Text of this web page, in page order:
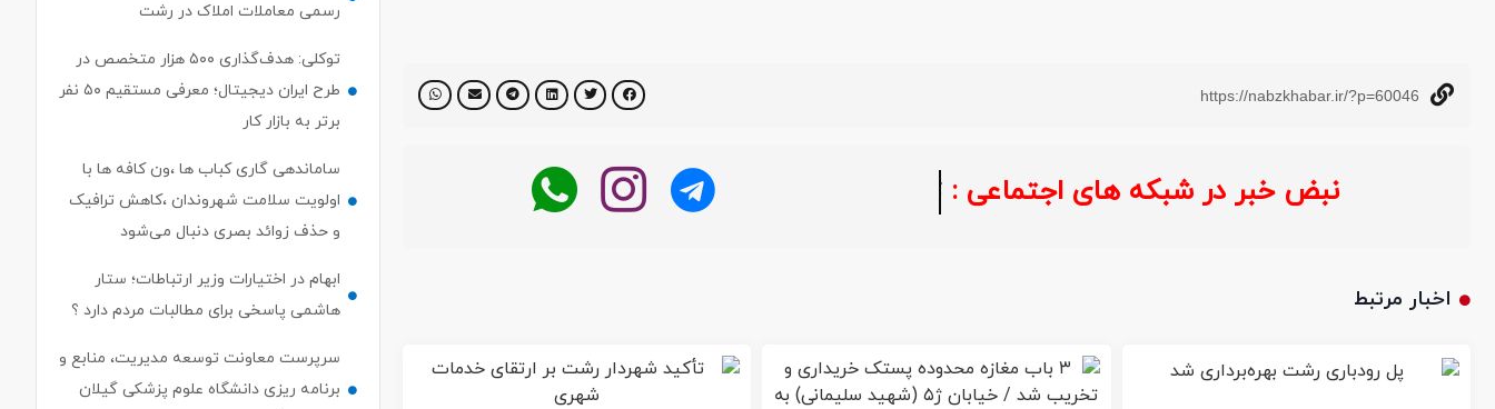
https://nabzkhabar.ir/?p=60046
نبض خبر در شبکه های اجتماعی : خبر در لحظه
اخبار مرتبط
رسمی معاملات املاک در رشت
توکلی: هدف‌گذاری ۵۰۰ هزار متخصص در
طرح ایران دیجیتال؛ معرفی مستقیم ۵۰ نفر
برتر به بازار کار
ساماندهی گاری کباب ها ،ون کافه ها با
اولویت سلامت شهروندان ،کاهش ترافیک
و حذف زوائد بصری دنبال می‌شود
ابهام در اختیارات وزیر ارتباطات؛ ستار
هاشمی پاسخی برای مطالبات مردم دارد ؟
سرپرست معاونت توسعه مدیریت، منابع و
برنامه ریزی دانشگاه علوم پزشکی گیلان